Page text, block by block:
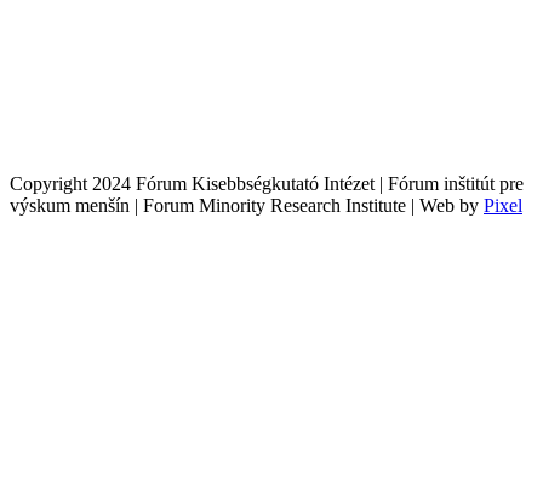
Copyright 2024 Fórum Kisebbségkutató Intézet | Fórum inštitút pre
výskum menšín | Forum Minority Research Institute | Web by Pixel